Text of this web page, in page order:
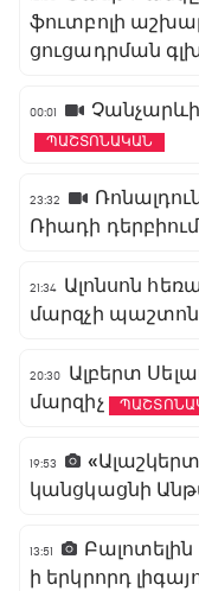
ֆուտբոլի
ցուցադրման
00:01
ՊԱՇՏՈՆԱԿԱՆ
23:32
Ռիադի
21:34 Ալոնսոն
մարզչի
20:30
Ալբերտ
մարզիչ
19:53
կանցկացնի
13:51
ի երկրորդ